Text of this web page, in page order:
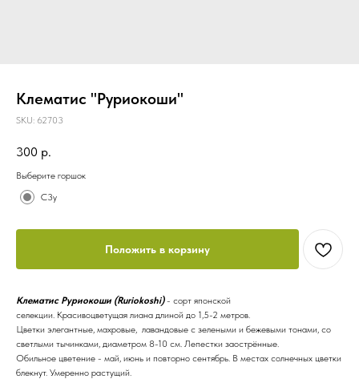
Клематис "Руриокоши"
SKU: 62703
300 р.
Выберите горшок
С3у
Положить в корзину
Клематис Руриокоши (Ruriokoshi)- сорт японской
селекции. Красивоцветущая лиана длиной до 1,5-2 метров.
Цветки элегантные, махровые, лавандовые с зелеными и бежевыми тонами, со
светлыми тычинками, диаметром 8-10 см. Лепестки заострённые.
Обильное цветение - май, июнь и повторно сентябрь. В местах солнечных цветки
блекнут. Умеренно растущий.